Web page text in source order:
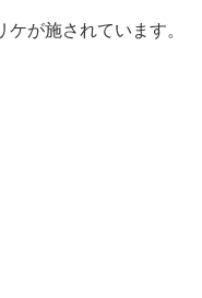
が施されています。